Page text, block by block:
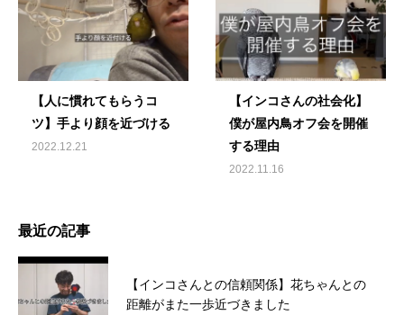
【人に慣れてもらうコ
ツ】手より顔を近づける
2022.12.21
【インコさんの社会化】
僕が屋内鳥オフ会を開催
する理由
2022.11.16
最近の記事
【インコさんとの信頼関係】花ちゃんとの
距離がまた一歩近づきました